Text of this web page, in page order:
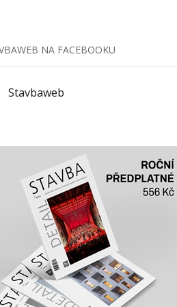
NA FACEBOOKU
Stavbaweb